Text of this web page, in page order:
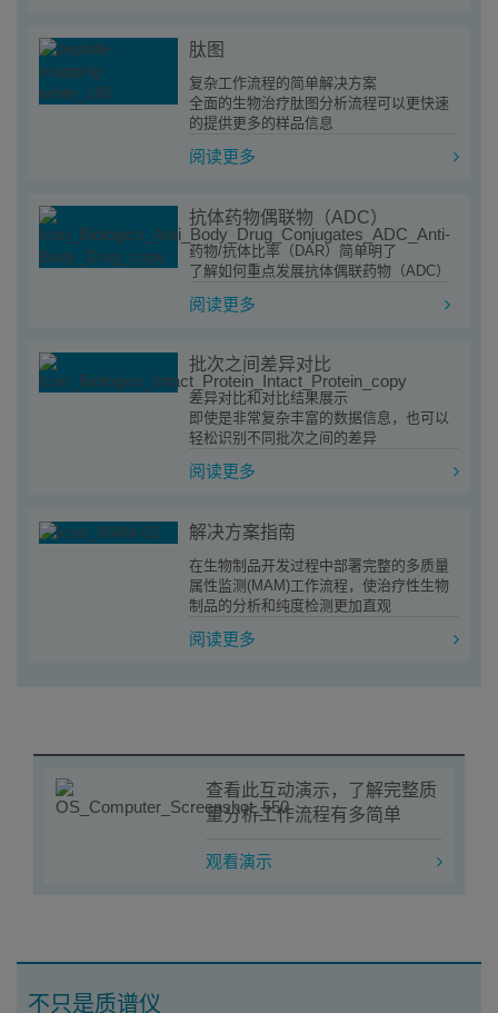
肽图
复杂工作流程的简单解决方案
全面的生物治疗肽图分析流程可以更快速
的提供更多的样品信息
阅读更多
抗体药物偶联物（ADC）
药物/抗体比率（DAR）简单明了
了解如何重点发展抗体偶联药物（ADC）
阅读更多
批次之间差异对比
差异对比和对比结果展示
即使是非常复杂丰富的数据信息，也可以
轻松识别不同批次之间的差异
阅读更多
解决方案指南
在生物制品开发过程中部署完整的多质量
属性监测(MAM)工作流程，使治疗性生物
制品的分析和纯度检测更加直观
阅读更多
查看此互动演示，了解完整质
量分析工作流程有多简单
观看演示
不只是质谱仪